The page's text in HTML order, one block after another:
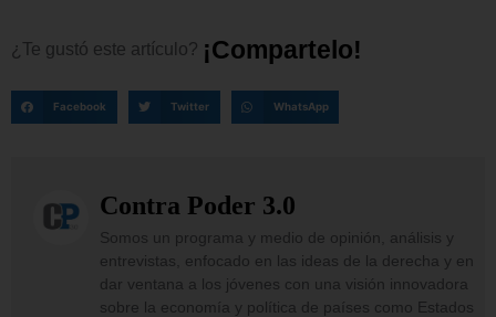
¿Te gustó este artículo? ¡Comparte o!
Facebook Twitter WhatsApp
Contra Poder 3.0
Somos un programa y medio de opinión, análisis y
entrevistas, enfocado en las ideas de la derecha y en
dar ventana a los jóvenes con una visión innovadora
sobre la economía y política de países como Estados